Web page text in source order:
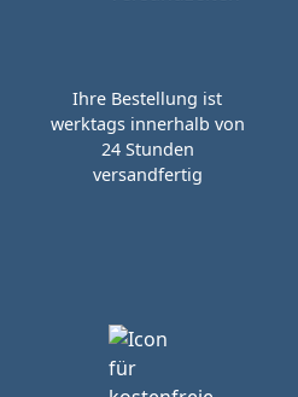
Ihre Bestellung ist
werktags innerhalb von
24 Stunden
versandfertig